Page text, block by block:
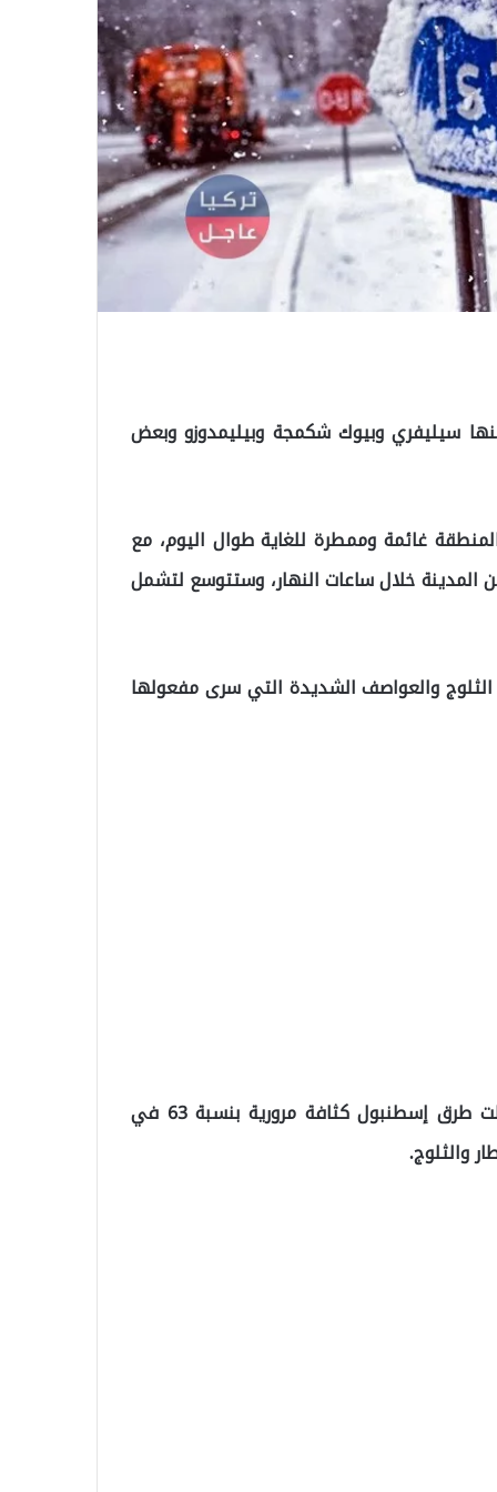
سيليفري وبيوك شكمجة وبيليمدوزو وبعض
غائمة وممطرة للغاية طوال اليوم، مع
المدينة خلال ساعات النهار، وستتوسع لتشمل
والعواصف الشديدة التي سرى مفعولها
ووفقًا لخريطة المواصلات التابعة لبلدية إسطنبول، سجلت طرق إسطنبول كثافة مرورية بنسبة 63 في
والثلوج.